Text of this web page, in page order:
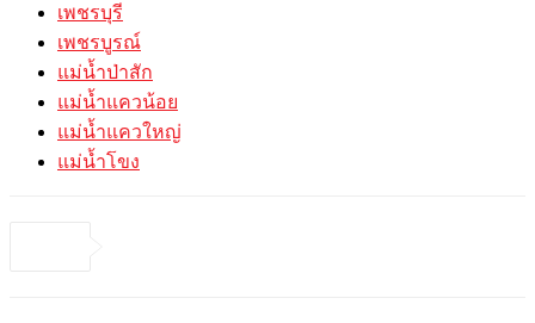
เพชรบุรี
เพชรบูรณ์
แม่น้ำป่าสัก
แม่น้ำแควน้อย
แม่น้ำแควใหญ่
แม่น้ำโขง